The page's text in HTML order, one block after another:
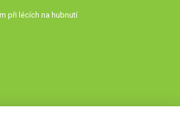
při lécích na hubnutí